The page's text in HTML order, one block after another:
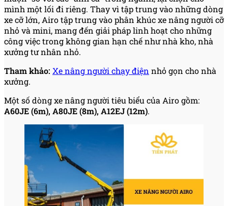
mình một lối đi riêng. Thay vì tập trung vào những dòng
xe cỡ lớn, Airo tập trung vào phân khúc xe nâng người cỡ
nhỏ và mini, mang đến giải pháp linh hoạt cho những
công việc trong không gian hạn chế như nhà kho, nhà
xưởng tư nhân nhỏ.
Tham khảo: Xe nâng người chạy điện nhỏ gọn cho nhà
xưởng.
Một số dòng xe nâng người tiêu biểu của Airo gồm:
A60JE (6m), A80JE (8m), A12EJ (12m).